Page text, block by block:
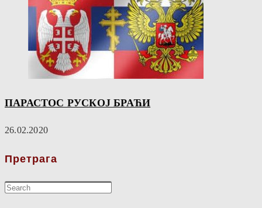
ПАРАСТОС РУСКОЈ БРАЋИ
26.02.2020
Претрага